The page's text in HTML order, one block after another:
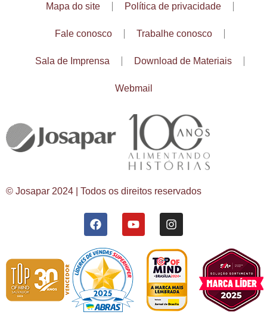
Mapa do site Política de privacidade
Fale conosco Trabalhe conosco
Sala de Imprensa Download de Materiais
Webmail
© Josapar 2024 | Todos os direitos reservados